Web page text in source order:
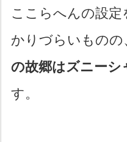
ここらへんの設
かりづらいものの
の故郷はズニーシ
す。